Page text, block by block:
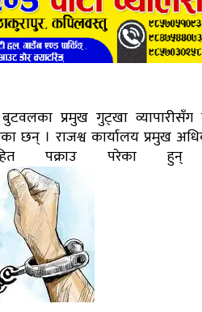
प्रमुख गुट्खा
छन् । राजश्व कार्यालय प्रमुख
पक्राउ परेका